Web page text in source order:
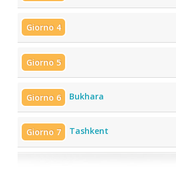
Giorno 4
Giorno 5
Giorno 6 Bukhara
Giorno 7 Tashkent